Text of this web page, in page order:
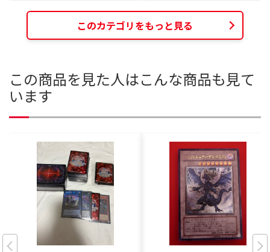
このカテゴリをもっと見る
この商品を見た人はこんな商品も見て
います